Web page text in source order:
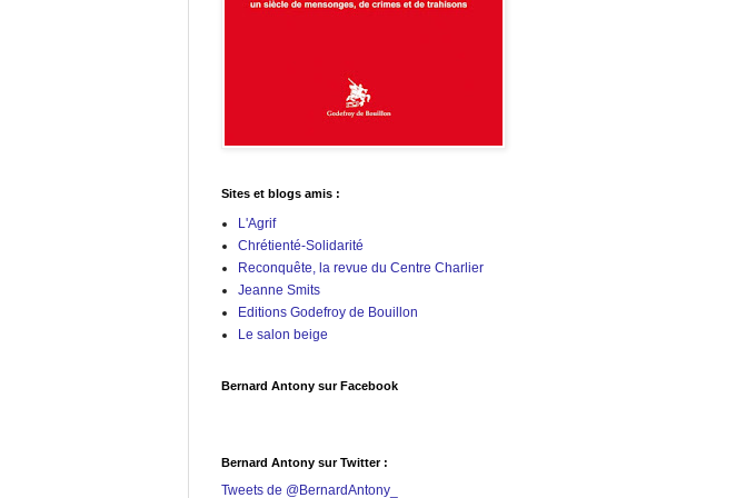
Sites et blogs amis :
L'Agrif
Chrétienté-Solidarité
Reconquête, la revue du Centre Charlier
Jeanne Smits
Editions Godefroy de Bouillon
Le salon beige
Bernard Antony sur Facebook
Bernard Antony sur Twitter :
Tweets de @BernardAntony_